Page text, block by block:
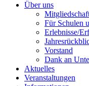
Über uns
Für Schulen
Erlebnisse/
Vorstand
Dank an
Aktuelles
Veranstaltungen